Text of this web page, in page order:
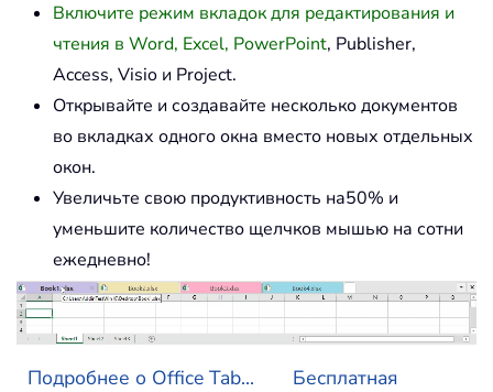
Включите режим вкладок для редактирования и
чтения в Word, Excel, PowerPoint, Publisher,
Access, Visio и Project.
Открывайте и создавайте несколько документов
во вкладках одного окна вместо новых отдельных
окон.
Увеличьте свою продуктивность на50% и
уменьшите количество щелчков мышью на сотни
ежедневно!
Подробнее о Office Tab...
Бесплатная